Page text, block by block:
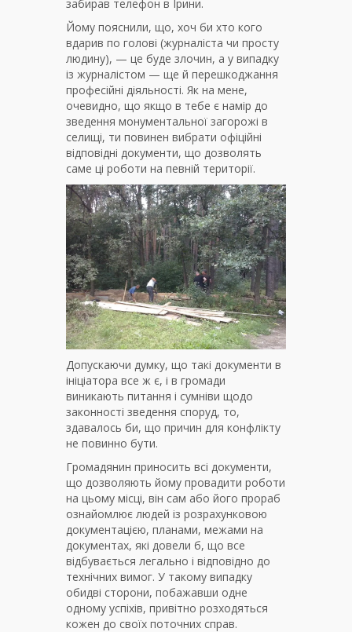
забирав телефон в Ірини.
Йому пояснили, що, хоч би хто кого
вдарив по голові (журналіста чи просту
людину), — це буде злочин, а у випадку
із журналістом — ще й перешкоджання
професійні діяльності. Як на мене,
очевидно, що якщо в тебе є намір до
зведення монументальної загорожі в
селищі, ти повинен вибрати офіційні
відповідні документи, що дозволять
саме ці роботи на певній території.
Допускаючи думку, що такі документи в
ініціатора все ж є, і в громади
виникають питання і сумніви щодо
законності зведення споруд, то,
здавалось би, що причин для конфлікту
не повинно бути.
Громадянин приносить всі документи,
що дозволяють йому провадити роботи
на цьому місці, він сам або його прораб
ознайомлює людей із розрахунковою
документацією, планами, межами на
документах, які довели б, що все
відбувається легально і відповідно до
технічних вимог. У такому випадку
обидві сторони, побажавши одне
одному успіхів, привітно розходяться
кожен до своїх поточних справ.